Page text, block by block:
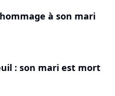
à son mari
: son mari est mort